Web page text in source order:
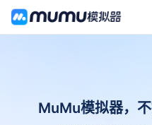
MuMu模拟器，不